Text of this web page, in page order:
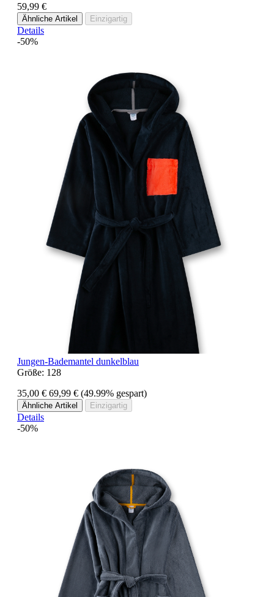
59,99 €
Ähnliche Artikel Einzigartig
Details
-50%
Jungen-Bademantel dunkelblau
Größe: 128
35,00 € 69,99 € (49.99% gespart)
Ähnliche Artikel Einzigartig
Details
-50%